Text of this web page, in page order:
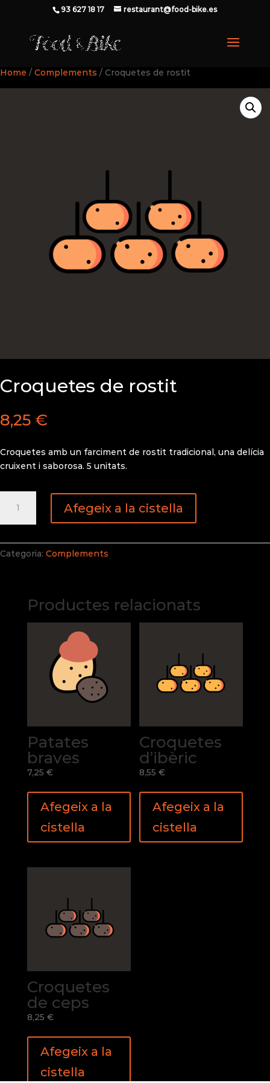
93 627 18 17 restaurant@food-bike.es
Home / Complements / Croquetes de rostit
Croquetes de rostit
8,25 €
Croquetes amb un farciment de rostit tradicional, una delícia
cruixent i saborosa. 5 unitats.
Croquetes
rostit
Afegeix a la cistella
Categoria: Complements
Productes relacionats
Patates
braves
7,25 €
Afegeix a la
cistella
Croquetes
d’ibèric
8,55€
Afegeix a la
cistella
Croquetes
de ceps
8,25 €
Afegeix a la
cistella